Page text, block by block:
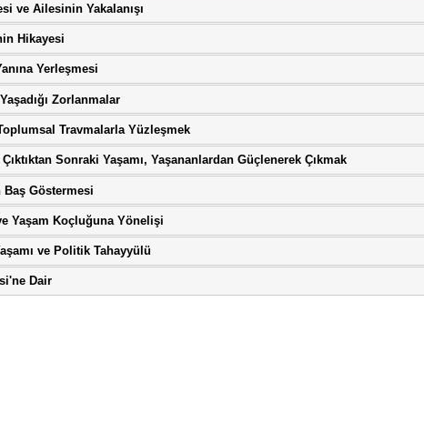
ve Ailesinin Yakalanışı
Hikayesi
Yerleşmesi
Zorlanmalar
Travmalarla Yüzleşmek
Sonraki Yaşamı, Yaşananlardan Güçlenerek Çıkmak
Baş Göstermesi
Yaşam Koçluğuna Yönelişi
ve Politik Tahayyülü
Dair